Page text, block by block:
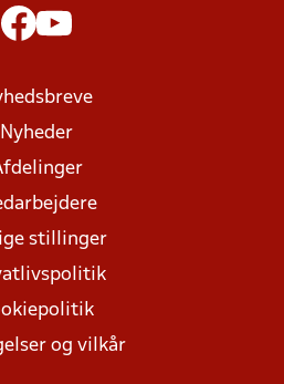
Nyheder
stillinger
og vilkår